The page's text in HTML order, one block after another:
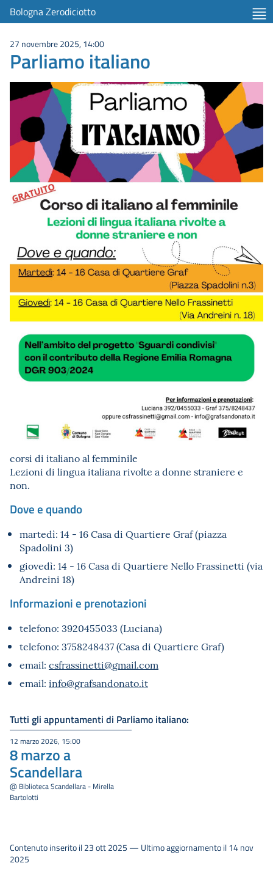
Bologna Zerodiciotto
27 novembre 2025, 14:00
Parliamo italiano
corsi di italiano al femminile
Lezioni di lingua italiana rivolte a donne straniere e
non.
Dove e quando
martedì: 14 - 16 Casa di Quartiere Graf (piazza
Spadolini 3)
giovedì: 14 - 16 Casa di Quartiere Nello Frassinetti (via
Andreini 18)
Informazioni e prenotazioni
telefono: 3920455033 (Luciana)
telefono: 3758248437 (Casa di Quartiere Graf)
email: csfrassinetti@gmail.com
email: info@grafsandonato.it
Tutti gli appuntamenti di Parliamo italiano:
12 marzo 2026, 15:00
8 marzo a
Scandellara
@ Biblioteca Scandellara - Mirella
Bartolotti
Contenuto inserito il 23 ott 2025 — Ultimo aggiornamento il 14 nov
2025